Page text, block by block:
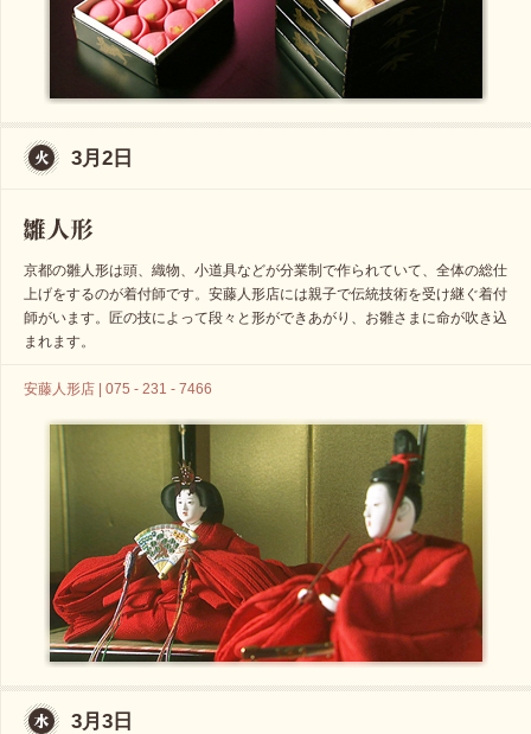
3月2日
京都の雛人形は頭、織物、小道具などが分業制で作られていて、全体の総仕
上げをするのが着付師です。安藤人形店には親子で伝統技術を受け継ぐ着付
師がいます。匠の技によって段々と形ができあがり、お雛さまに命が吹き込
まれます。
安藤人形店 | 075 - 231 - 7466
3月3日